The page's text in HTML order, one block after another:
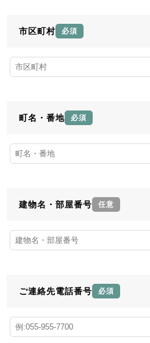
市区町村 必須
町名・番地 必須
建物名・部屋番号 任意
ご連絡先電話番号 必須